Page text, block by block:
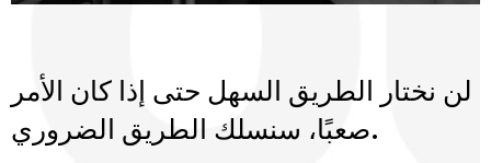
لن نختار الطريق السهل حتى إذا كان الأمر
صعبًا، سنسلك الطريق الضروري.